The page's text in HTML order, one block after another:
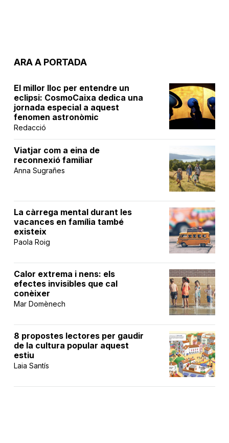
ARA A PORTADA
El millor lloc per entendre un
eclipsi: CosmoCaixa dedica una
jornada especial a aquest
fenomen astronòmic
Redacció
Viatjar com a eina de
reconnexió familiar
Anna Sugrañes
La càrrega mental durant les
vacances en família també
existeix
Paola Roig
Calor extrema i nens: els
efectes invisibles que cal
conèixer
Mar Domènech
8 propostes lectores per gaudir
de la cultura popular aquest
estiu
Laia Santís